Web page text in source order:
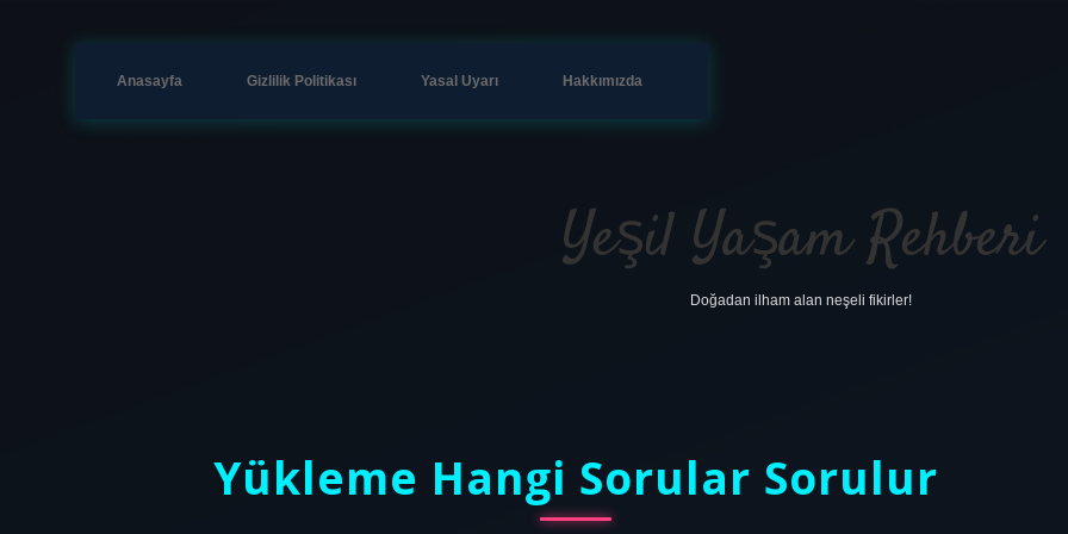
Anasayfa Gizlilik Politikası Yasal Uyarı Hakkımızda
Yeşil Yaşam Rehberi
Doğadan ilham alan neşeli fikirler!
Yükleme Hangi Sorular Sorulur